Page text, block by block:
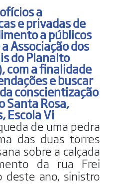
a
e privadas de
a públicos
Associação dos
do Planalto
com a finalidade
e buscar
conscientização
Santa Rosa,
Escola Vi
de uma pedra
das duas torres
sobre a calçada
da rua Frei
deste ano, sinistro